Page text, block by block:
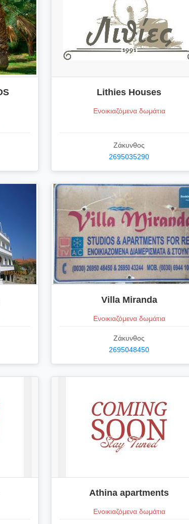
Lithies Houses
Ενοικιαζόμενα δωμάτια
Ζάκυνθος
2695035290
Villa Miranda
Ενοικιαζόμενα δωμάτια
Ζάκυνθος
2695048450
Athina apartments
Ενοικιαζόμενα δωμάτια